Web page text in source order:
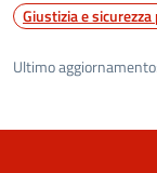
Giustizia e
Ultimo aggiornamento: